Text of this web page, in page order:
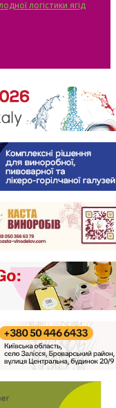
логістики ягід